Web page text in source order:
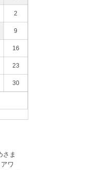
2
9
16
23
30
さま
ワ